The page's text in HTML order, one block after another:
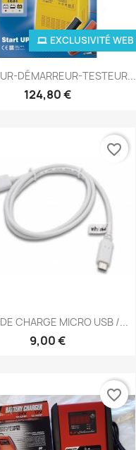
DÉMARREUR-TESTEUR...
124,80 €
EXCLUSIVITÉ WEB
CHARGE MICRO USB /...
9,00 €
favorite_border
favorite_border